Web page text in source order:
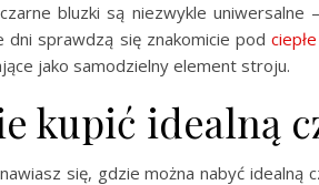
bluzki są niezwykle
dni sprawdzą się znakomicie pod
jako samodzielny element stroju.
kupić idealną
się, gdzie można nabyć